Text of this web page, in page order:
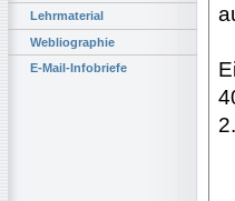
Lehrmaterial
Webliographie
E-Mail-Infobriefe